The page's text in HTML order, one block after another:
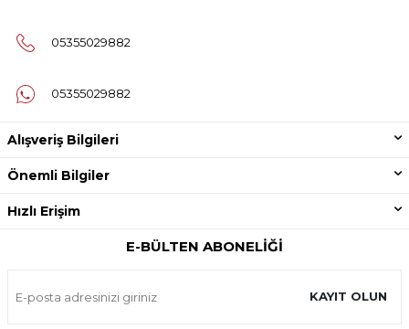
05355029882
05355029882
Alışveriş Bilgileri
Önemli Bilgiler
Hızlı Erişim
E-BÜLTEN ABONELIĞI
KAYIT OLUN